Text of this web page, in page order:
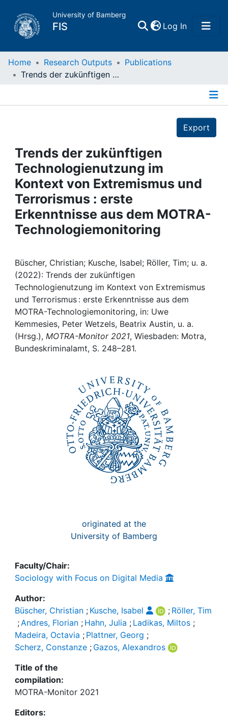
University of Bamberg
FIS Log In(current)
Home
Projects
People
Institutions
Awards
Help
Home Research Outputs
Publications
Trends der zukünftigen Technologienutzung im Kontext von Extremismus und Terrorismus : erste Erkenntnisse aus dem MOTRA-Technologiemonitoring
Export
Trends der zukünftigen
Technologienutzung im
Kontext von Extremismus und
Terrorismus : erste
Erkenntnisse aus dem MOTRA-
Technologiemonitoring
Büscher, Christian; Kusche, Isabel; Röller, Tim; u. a.
(2022): Trends der zukünftigen
Technologienutzung im Kontext von Extremismus
und Terrorismus : erste Erkenntnisse aus dem
MOTRA-Technologiemonitoring, in: Uwe
Kemmesies, Peter Wetzels, Beatrix Austin, u. a.
(Hrsg.), MOTRA-Monitor 2021, Wiesbaden: Motra,
Bundeskriminalamt, S. 248–281.
originated at the
University of Bamberg
Faculty/Chair:
Sociology with Focus on Digital Media
Author:
Büscher, Christian ; Kusche, Isabel ; Röller, Tim
;Andres, Florian ; Hahn, Julia ; Ladikas, Miltos ;
Madeira, Octavia ; Plattner, Georg ;
Scherz, Constanze ; Gazos, Alexandros
Title of the
compilation:
MOTRA-Monitor 2021
Editors: